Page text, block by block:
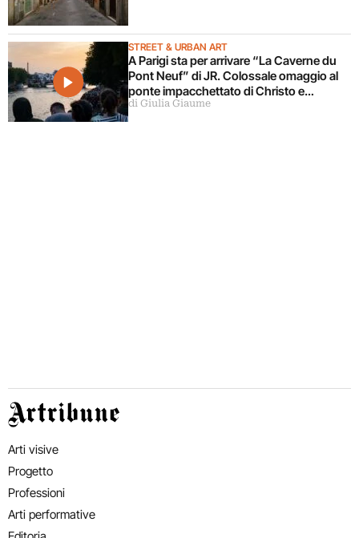
STREET & URBAN ART
A Parigi sta per arrivare “La Caverne du
Pont Neuf” di JR. Colossale omaggio al
ponte impacchettato di Christo e
Jeanne-Claude
di Giulia Giaume
Artribune
Arti visive
Progetto
Professioni
Arti performative